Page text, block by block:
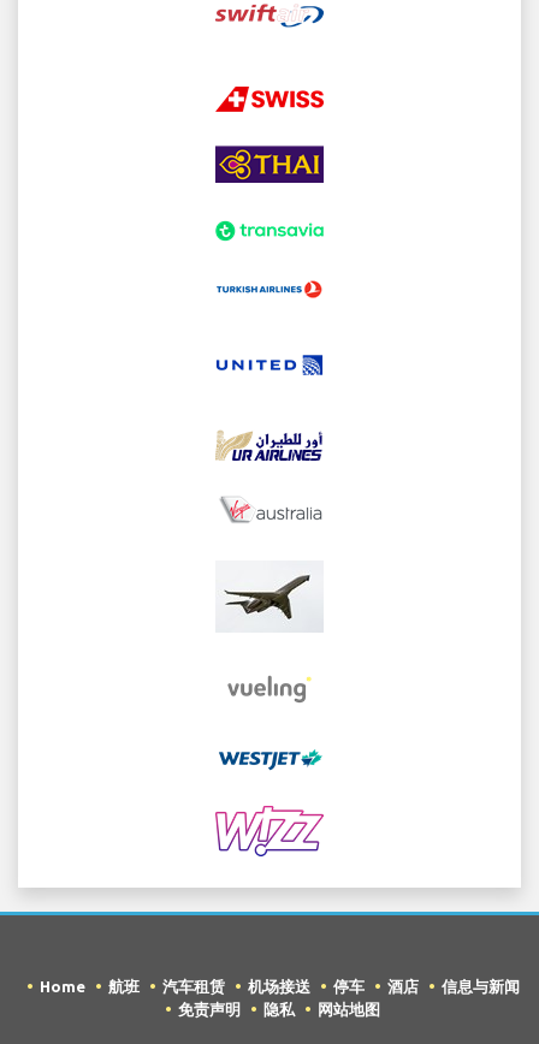
Home 航班 汽车租赁 机场接送 停车 酒店
信息与新闻
免责声明
隐私 网站地图